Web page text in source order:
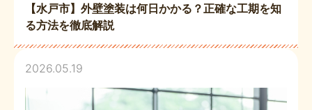
【水戸市】外壁塗装は何日かかる？正確な工期を知
る方法を徹底解説
2026.05.19